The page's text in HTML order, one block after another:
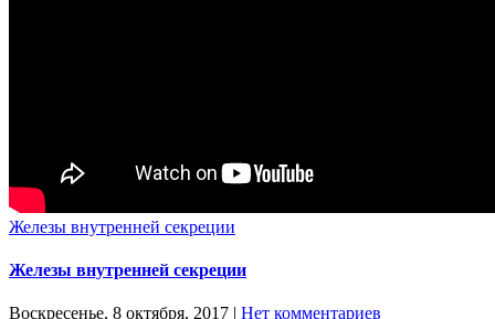
Железы внутренней секреции
Железы внутренней секреции
Воскресенье, 8 октября, 2017 | Нет комментариев